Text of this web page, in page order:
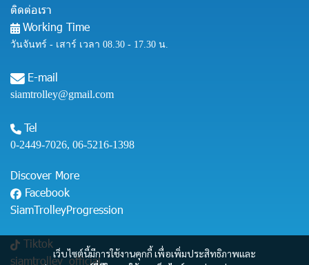
เว็บไซต์นี้มีการใช้งานคุกกี้ เพื่อเพิ่มประสิทธิภาพและ
ติดต่อเรา
Working Time
วันจันทร์ - เสาร์ เวลา 08.30 - 17.30 น.
E-mail
siamtrolley@gmail.com
Tel
0-2449-7026, 06-5216-1398
Discover More
Facebook
SiamTrolleyProgression
Tiktok
siamtrolley_official